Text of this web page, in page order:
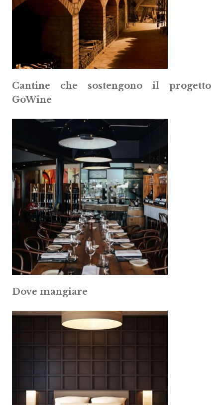
Cantine che sostengono il progetto
GoWine
Dove mangiare